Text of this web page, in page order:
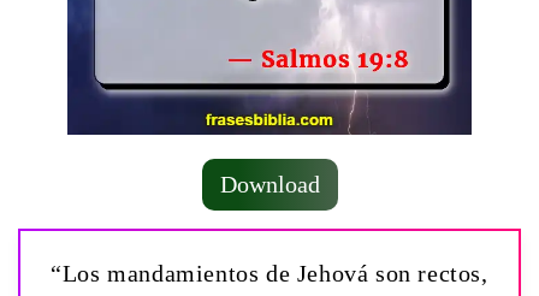
Download
“Los mandamientos de Jehová son rectos,